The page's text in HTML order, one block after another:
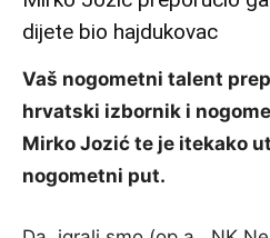
dijete bio hajdukovac
Vaš nogometni talent
hrvatski izbornik i
Mirko Jozić te je itekako
nogometni put.